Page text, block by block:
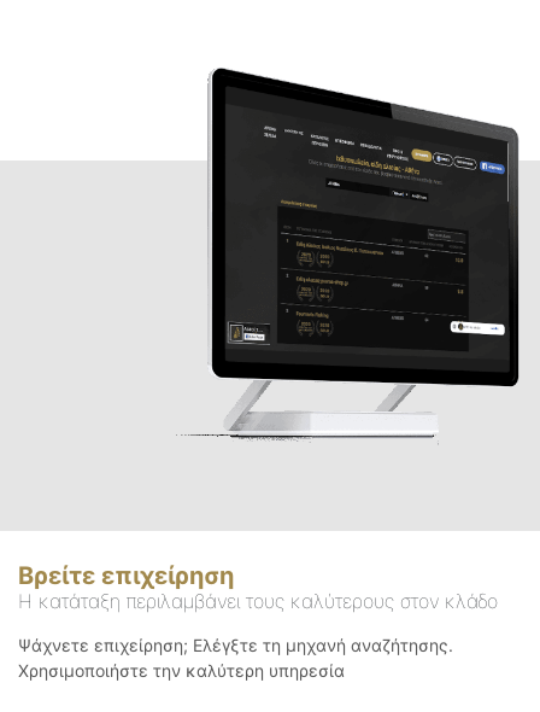
Βρείτε επιχείρηση
Η κατάταξη περιλαμβάνει τους καλύτερους στον κλάδο
Ψάχνετε επιχείρηση; Ελέγξτε τη μηχανή αναζήτησης.
Χρησιμοποιήστε την καλύτερη υπηρεσία